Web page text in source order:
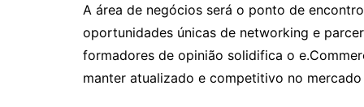
A área de negócios será o ponto de
oportunidades únicas de networking e
formadores de opinião solidifica o
manter atualizado e competitivo no